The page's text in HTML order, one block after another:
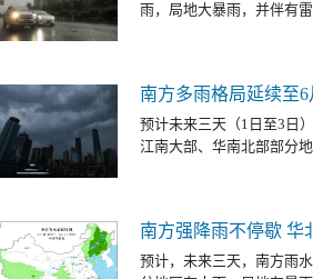
雨，局地大暴雨，并伴有
南方多雨格局延续至
预计未来三天（1日至3日
江南大部、华南北部部分
南方强降雨不停歇 华
预计，未来三天，南方雨